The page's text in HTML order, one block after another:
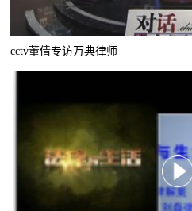
cctv董倩专访万典律师